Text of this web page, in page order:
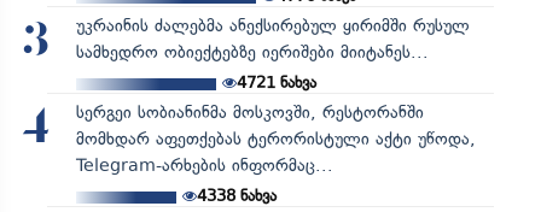
3
უკრაინის ძალებმა ანექსირებულ ყირიმში რუსულ
სამხედრო ობიექტებზე იერიშები მიიტანეს...
4721ნახვა
4
სერგეი სობიანინმა მოსკოვში, რესტორანში
მომხდარ აფეთქებას ტერორისტული აქტი უწოდა,
Telegram-არხების ინფორმაც...
4338ნახვა